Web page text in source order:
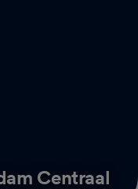
Centraal